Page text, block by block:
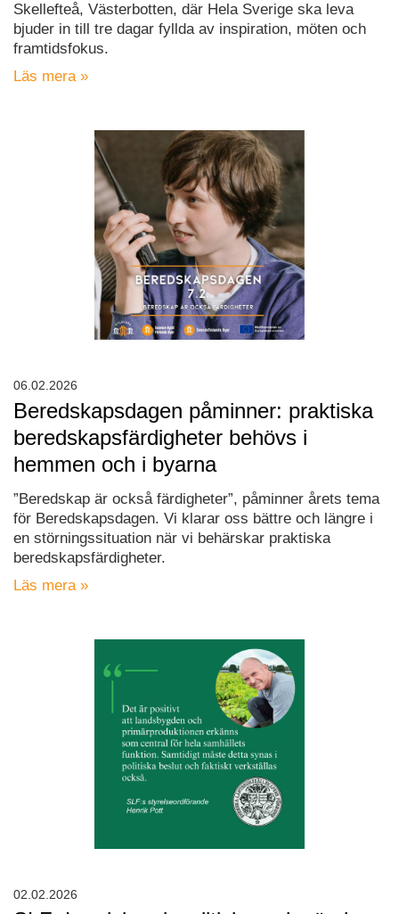
Skellefteå, Västerbotten, där Hela Sverige ska leva
bjuder in till tre dagar fyllda av inspiration, möten och
framtidsfokus.
Läs mera »
Beredskapsdagen påminner: praktiska
beredskapsfärdigheter behövs i
hemmen och i byarna
”Beredskap är också färdigheter”, påminner årets tema
för Beredskapsdagen. Vi klarar oss bättre och längre i
en störningssituation när vi behärskar praktiska
beredskapsfärdigheter.
Läs mera »
06.02.2026
02.02.2026